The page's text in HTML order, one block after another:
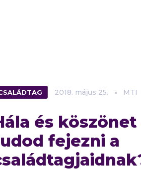
2018. május 25. MTI
és köszönet
fejezni a